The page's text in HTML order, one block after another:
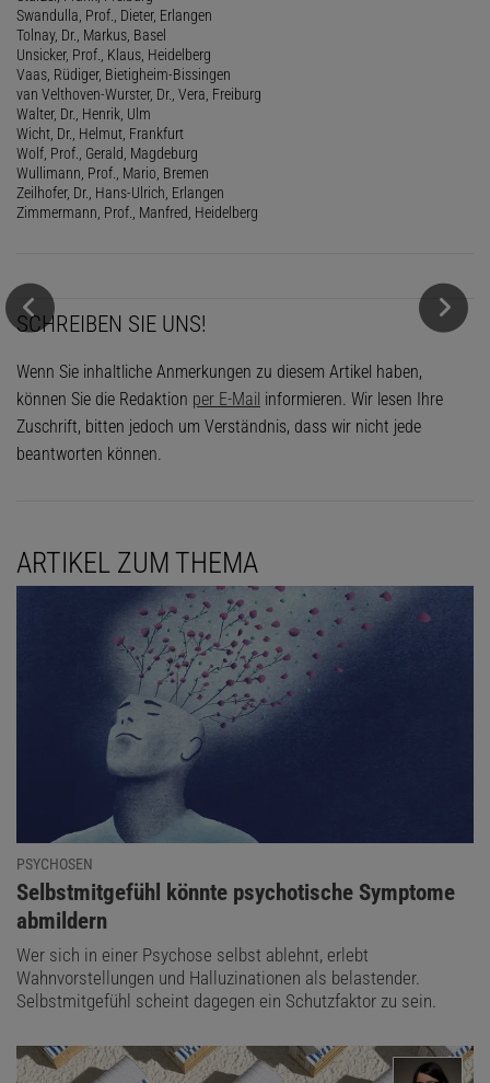
Swandulla, Prof., Dieter, Erlangen
Tolnay, Dr., Markus, Basel
Unsicker, Prof., Klaus, Heidelberg
Vaas, Rüdiger, Bietigheim-Bissingen
van Velthoven-Wurster, Dr., Vera, Freiburg
Walter, Dr., Henrik, Ulm
Wicht, Dr., Helmut, Frankfurt
Wolf, Prof., Gerald, Magdeburg
Wullimann, Prof., Mario, Bremen
Zeilhofer, Dr., Hans-Ulrich, Erlangen
Zimmermann, Prof., Manfred, Heidelberg
SCHREIBEN SIE UNS!
Wenn Sie inhaltliche Anmerkungen zu diesem Artikel haben,
können Sie die Redaktion per E-Mail informieren. Wir lesen Ihre
Zuschrift, bitten jedoch um Verständnis, dass wir nicht jede
beantworten können.
ARTIKEL ZUM THEMA
PSYCHOSEN
:
Selbstmitgefühl könnte psychotische Symptome
abmildern
Wer sich in einer Psychose selbst ablehnt, erlebt
Wahnvorstellungen und Halluzinationen als belastender.
Selbstmitgefühl scheint dagegen ein Schutzfaktor zu sein.